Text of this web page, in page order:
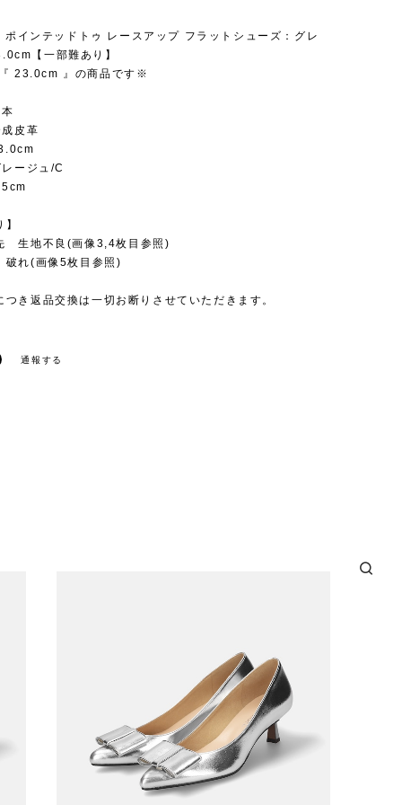
インテッドトゥ レースアップ フラットシューズ：グレ
【一部難あり】
23.0cm 』の商品です※
皮革
ージュ/C
生地不良(画像3,4枚目参照)
れ(画像5枚目参照)
き返品交換は一切お断りさせていただきます。
通報する